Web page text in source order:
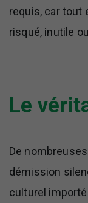
requis, car tout
risqué, inutile
Le
De
démission
culturel